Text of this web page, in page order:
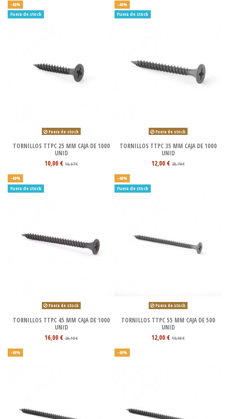
-40%
Fuera de stock
Fuera de stock
TORNILLOS TTPC 25 MM CAJA DE 1000
UNID
10,00 € 16,67 €
-40%
Fuera de stock
Fuera de stock
TORNILLOS TTPC 35 MM CAJA DE 1000
UNID
12,00 € 20,74 €
-40%
Fuera de stock
Fuera de stock
TORNILLOS TTPC 45 MM CAJA DE 1000
UNID
16,00 € 26,18 €
-40%
Fuera de stock
Fuera de stock
TORNILLOS TTPC 55 MM CAJA DE 500
UNID
12,00 € 19,38 €
-40% -40%